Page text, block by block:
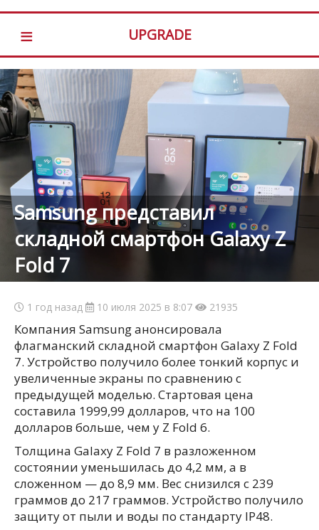
≡ UPGRADE
Samsung представил
складной смартфон Galaxy Z
Fold 7
1 год назад 10 июля 2025 в 8:07 21935
Компания Samsung анонсировала
флагманский складной смартфон Galaxy Z Fold
7. Устройство получило более тонкий корпус и
увеличенные экраны по сравнению с
предыдущей моделью. Стартовая цена
составила 1999,99 долларов, что на 100
долларов больше, чем у Z Fold 6.
Толщина Galaxy Z Fold 7 в разложенном
состоянии уменьшилась до 4,2 мм, а в
сложенном — до 8,9 мм. Вес снизился с 239
граммов до 217 граммов. Устройство получило
защиту от пыли и воды по стандарту IP48.